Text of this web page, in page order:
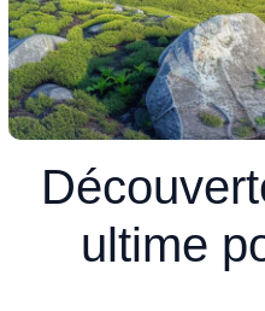
ultime